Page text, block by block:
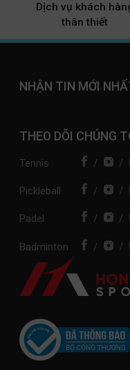
Dịch vụ khách
thân thiết
NHẬN TIN MỚI
THEO DÕI CHÚNG
Tennis / /
Pickleball / /
Padel / /
Badminton / /